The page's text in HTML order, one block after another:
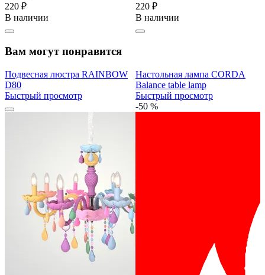
220 ₽
В наличии
220 ₽
В наличии
Вам могут понравится
Подвесная люстра RAINBOW
D80
Быстрый просмотр
Настольная лампа CORDA
Balance table lamp
Быстрый просмотр
-50 %